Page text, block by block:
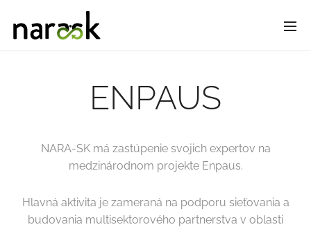
ENPAUS
NARA-SK má zastúpenie svojich expertov na
medzinárodnom projekte Enpaus.
Hlavná aktivita je zameraná na podporu sieťovania a
budovania multisektorového partnerstva v oblasti